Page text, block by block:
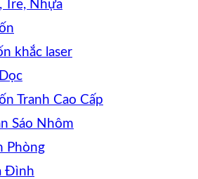
Tre, Nhựa
khắc laser
Tranh Cao Cấp
Sáo Nhôm
Phòng
Đình